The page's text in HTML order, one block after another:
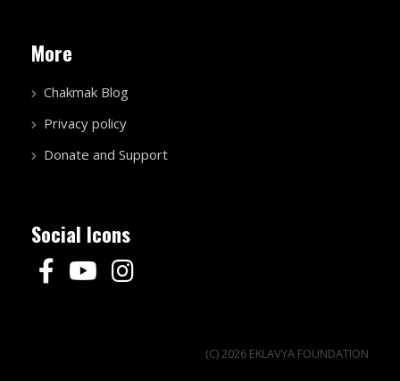
More
Chakmak Blog
Privacy policy
Donate and Support
Social Icons
(C) 2026 EKLAVYA FOUNDATION